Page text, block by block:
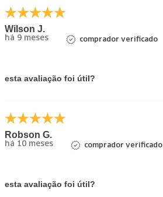
Wilson J.
há 9 meses comprador verificado
esta avaliação foi útil?
Robson G.
há 10 meses comprador verificado
esta avaliação foi útil?